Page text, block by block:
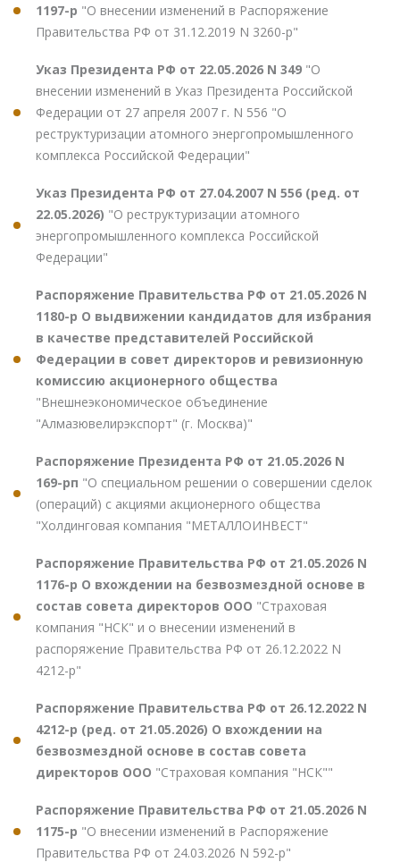
1197-р "О внесении изменений в Распоряжение
Правительства РФ от 31.12.2019 N 3260-р"
Указ Президента РФ от 22.05.2026 N 349 "О
внесении изменений в Указ Президента Российской
Федерации от 27 апреля 2007 г. N 556 "О
реструктуризации атомного энергопромышленного
комплекса Российской Федерации"
Указ Президента РФ от 27.04.2007 N 556 (ред. от
22.05.2026) "О реструктуризации атомного
энергопромышленного комплекса Российской
Федерации"
Распоряжение Правительства РФ от 21.05.2026 N
1180-р О выдвижении кандидатов для избрания
в качестве представителей Российской
Федерации в совет директоров и ревизионную
комиссию акционерного общества
"Внешнеэкономическое объединение
"Алмазювелирэкспорт" (г. Москва)"
Распоряжение Президента РФ от 21.05.2026 N
169-рп "О специальном решении о совершении сделок
(операций) с акциями акционерного общества
"Холдинговая компания "МЕТАЛЛОИНВЕСТ"
Распоряжение Правительства РФ от 21.05.2026 N
1176-р О вхождении на безвозмездной основе в
состав совета директоров ООО "Страховая
компания "НСК" и о внесении изменений в
распоряжение Правительства РФ от 26.12.2022 N
4212-р"
Распоряжение Правительства РФ от 26.12.2022 N
4212-р (ред. от 21.05.2026) О вхождении на
безвозмездной основе в состав совета
директоров ООО "Страховая компания "НСК""
Распоряжение Правительства РФ от 21.05.2026 N
1175-р "О внесении изменений в Распоряжение
Правительства РФ от 24.03.2026 N 592-р"